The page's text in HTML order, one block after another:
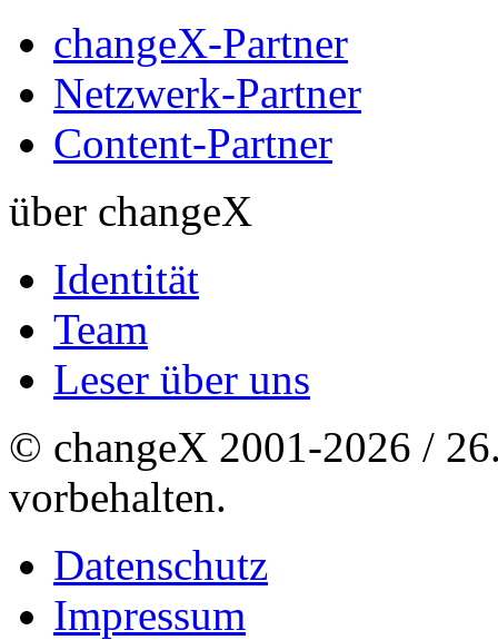
changeX-Partner
Netzwerk-Partner
Content-Partner
über changeX
Identität
Team
Leser über uns
© changeX 2001-2026 /
vorbehalten.
Datenschutz
Impressum